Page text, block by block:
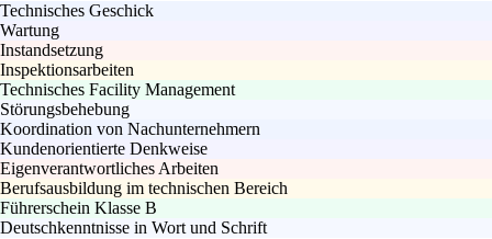
Technisches Geschick
Wartung
Instandsetzung
Inspektionsarbeiten
Technisches Facility Management
Störungsbehebung
Koordination von Nachunternehmern
Kundenorientierte Denkweise
Eigenverantwortliches Arbeiten
Berufsausbildung im technischen Bereich
Führerschein Klasse B
Deutschkenntnisse in Wort und Schrift